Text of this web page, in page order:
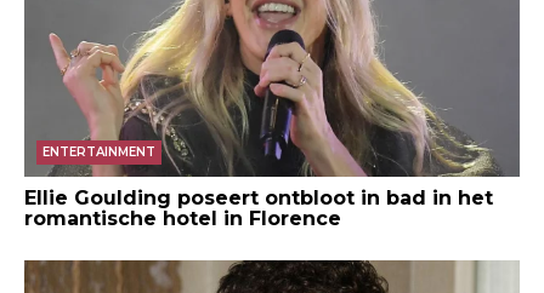
ENTERTAINMENT
Ellie Goulding poseert ontbloot in bad in het
romantische hotel in Florence